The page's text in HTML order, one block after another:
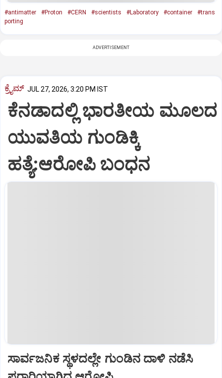
#antimatter #Proton #CERN #scientists #Laboratory #container
#trans
porting
ADVERTISEMENT
ಕ್ರೈಮ್ JUL 27, 2026, 3:20 PM IST
ಕೆನಡಾದಲ್ಲಿ ಭಾರತೀಯ ಮೂಲದ
ಯುವತಿಯ ಗುಂಡಿಕ್ಕಿ
ಹತ್ಯೆ:ಆರೋಪಿ ಬಂಧನ
ಸಾರ್ವಜನಿಕ ಸ್ಥಳದಲ್ಲೇ ಗುಂಡಿನ ದಾಳಿ ನಡೆಸಿ